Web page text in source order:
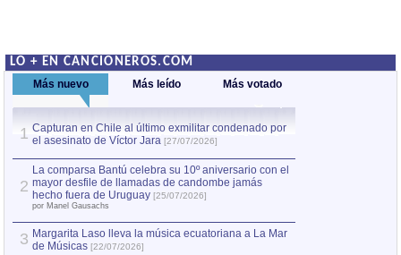
LO + EN CANCIONEROS.COM
Más nuevo Más leído Más votado
1 Capturan en Chile al último exmilitar condenado por
el asesinato de Víctor Jara [27/07/2026]
2
La comparsa Bantú celebra su 10º aniversario con el
mayor desfile de llamadas de candombe jamás
hecho fuera de Uruguay [25/07/2026]
por Manel Gausachs
3 Margarita Laso lleva la música ecuatoriana a La Mar
de Músicas [22/07/2026]